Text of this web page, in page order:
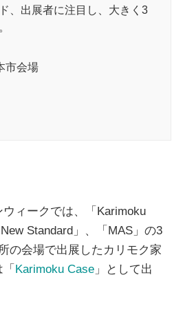
、出展者に注目し、大きく3
市会場
ィークでは、「Karimoku
Standard」、「MAS」の3
の会場で出展したカリモク家
「Karimoku Case」として出